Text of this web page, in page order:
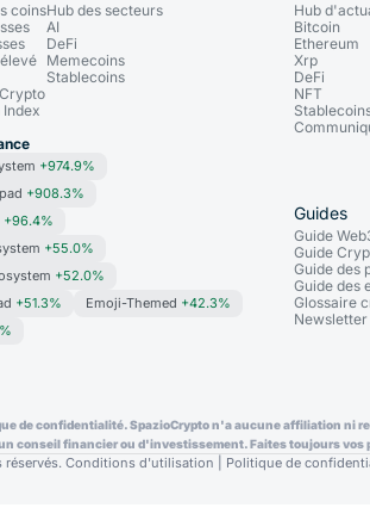
coinsHub des secteurs
AI
DeFi
Memecoins
Stablecoins
+974.9%
+908.3%
+96.4%
+55.0%
+52.0%
+51.3% Emoji-Themed +42.3%
Hub
Bitcoin
Ethereum
Xrp
DeFi
NFT
Guides
Guide
Guide
Guide des
Guide des
Glossaire
Newsletter
de confidentialité. SpazioCrypto n'a aucune affiliation ni
conseil financier ou d'investissement. Faites toujours
Conditions d'utilisation Politique de